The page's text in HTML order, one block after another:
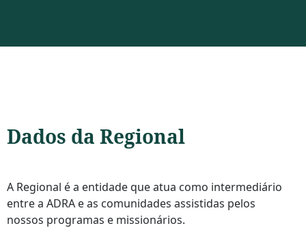
Dados da Regional
A Regional é a entidade que atua como intermediário
entre a ADRA e as comunidades assistidas pelos
nossos programas e missionários.